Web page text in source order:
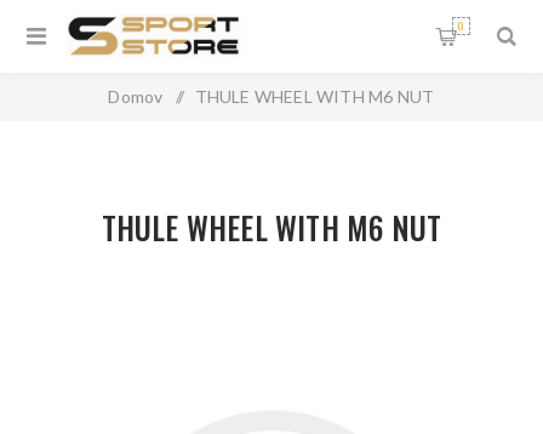
0
Domov / THULE WHEEL WITH M6 NUT
THULE WHEEL WITH M6 NUT